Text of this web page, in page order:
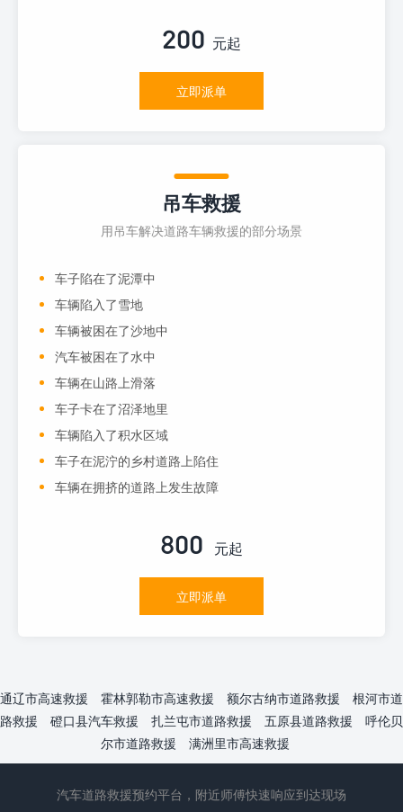
200 元起
立即派单
吊车救援
用吊车解决道路车辆救援的部分场景
车子陷在了泥潭中
车辆陷入了雪地
车辆被困在了沙地中
汽车被困在了水中
车辆在山路上滑落
车子卡在了沼泽地里
车辆陷入了积水区域
车子在泥泞的乡村道路上陷住
车辆在拥挤的道路上发生故障
800 元起
立即派单
通辽市高速救援 霍林郭勒市高速救援 额尔古纳市道路救援
根河市道
路救援
磴口县汽车救援 扎兰屯市道路救援 五原县道路救援
呼伦贝
尔市道路救援
满洲里市高速救援
汽车道路救援预约平台，附近师傅快速响应到达现场